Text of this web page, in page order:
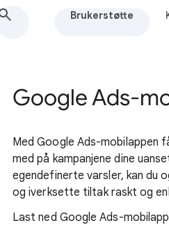
Brukerstøtte
Google Ads-
Med Google Ads-mobilappen
med på kampanjene dine
egendefinerte varsler, kan du
og iverksette tiltak raskt og
Last ned Google Ads-